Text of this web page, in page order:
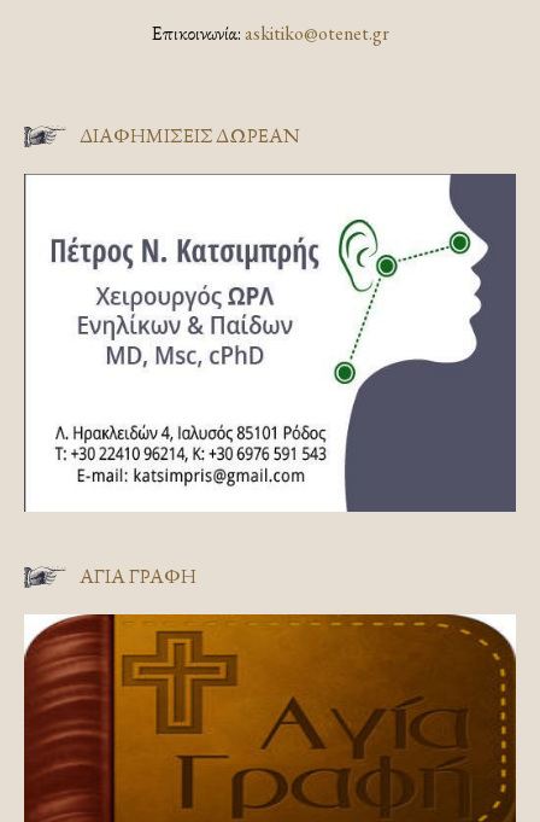
Επικοινωνία:askitiko@otenet.gr
ΔΙΑΦΗΜΊΣΕΙΣ ΔΩΡΕΆΝ
ΑΓΊΑ ΓΡΑΦΉ